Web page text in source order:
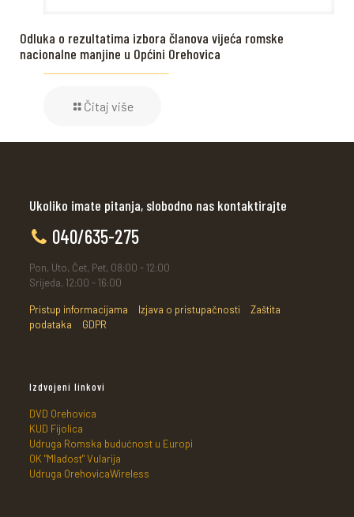
Odluka o rezultatima izbora članova vijeća romske
nacionalne manjine u Općini Orehovica
Čitaj više
Ukoliko imate pitanja, slobodno nas kontaktirajte
040/635-275
Pon, Uto, Čet, Pet, 08:00 - 12:00
Srijeda, 12:00 - 16:00
Pristup informacijama Izjava o pristupačnosti
Zaštita
podataka
GDPR
Izdvojeni linkovi
DVD Orehovica
KUD Fijolica
Udruga Romska budućnost u Europi
OK "Mladost" Vularija
Udruga OrehovicaWireless